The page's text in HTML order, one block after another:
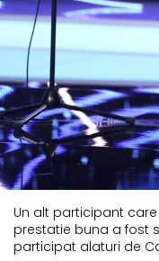
Un alt participant
prestatie buna a fost
participat alaturi de